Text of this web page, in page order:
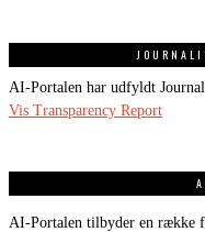
AI-Portalen har udfyldt
Vis Transparency Report
AI-Portalen tilbyder en række